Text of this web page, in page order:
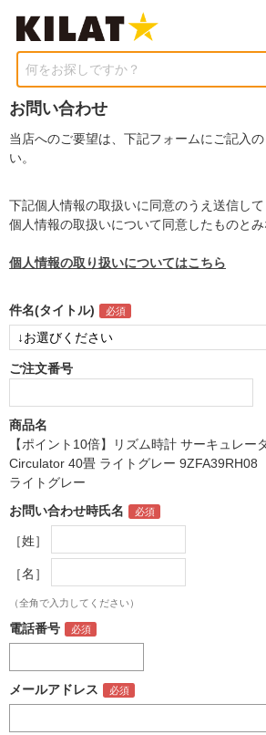
何をお探しですか？
お問い合わせ
当店へのご要望は、下記フォームにご記入
い。
下記個人情報の取扱いに同意のうえ送信して
個人情報の取扱いについて同意したものとみ
個人情報の取り扱いについてはこちら
件名(タイトル)
ご注文番号
商品名
【ポイント10倍】リズム時計 サーキュレー
Circulator 40畳 ライトグレー 9ZFA39RH08
ライトグレー
お問い合わせ時氏名
［姓］
［名］
（全角で入力してください）
電話番号
メールアドレス